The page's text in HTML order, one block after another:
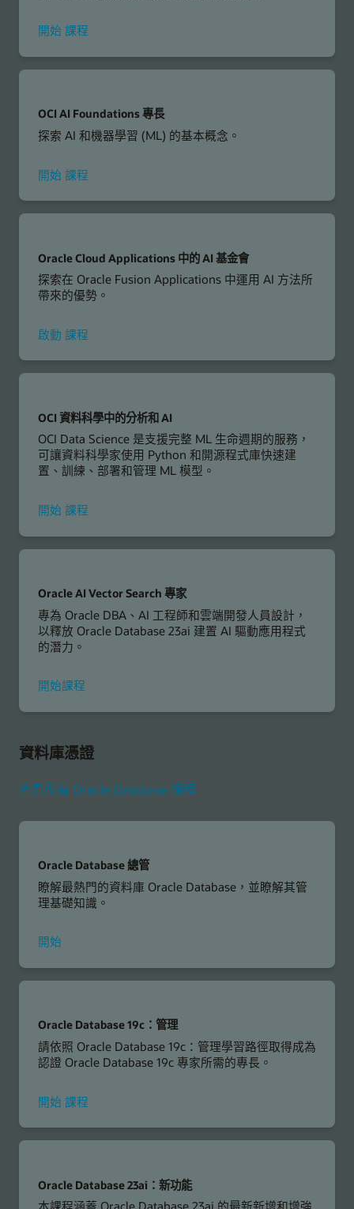
開始 OCI
AI
課程
OCI AI Foundations 專長
探索 AI 和機器學習 (ML) 的基本概念。
開始 OCI
Foundations
課程
Oracle Cloud Applications 中的 AI 基金會
探索在 Oracle Fusion Applications 中運用 AI 方法所
帶來的優勢。
啟動 Oracle
Applications
AI
基
金
會
課程
OCI 資料科學中的分析和 AI
OCI Data Science 是支援完整 ML 生命週期的服務，
可讓資料科學家使用 Python 和開源程式庫快速建
置、訓練、部署和管理 ML 模型。
開始OCI
Science
分
和
AI
課程
Oracle AI Vector Search 專家
專為 Oracle DBA、AI 工程師和雲端開發人員設計，
以釋放 Oracle Database 23ai 建置 AI 驅動應用程式
的潛力。
開始Oracle
Vector
專
家
課程
資料庫憑證
查看所有 Oracle Database 課程
Oracle Database 總管
瞭解最熱門的資料庫 Oracle Database，並瞭解其管
理基礎知識。
開始使
Oracle
Oracle Database 19c：管理
請依照 Oracle Database 19c：管理學習路徑取得成為
認證 Oracle Database 19c 專家所需的專長。
開始使
Oracle
課程
Oracle Database 23ai：新功能